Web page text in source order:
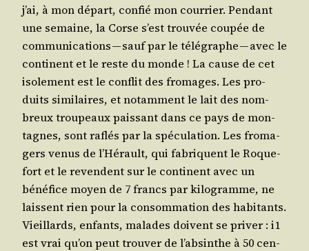
j’ai, à mon départ, confié mon cour­rier. Pen­dant
une semaine, la Corse s’est trou­vée cou­pée de
com­mu­ni­ca­tions — sauf par le télé­graphe — avec le
conti­nent et le reste du monde ! La cause de cet
iso­le­ment est le conflit des fro­mages. Les pro­
duits simi­laires, et notam­ment le lait des nom­
breux trou­peaux pais­sant dans ce pays de mon­
tagnes, sont raflés par la spé­cu­la­tion. Les fro­ma­
gers venus de l’Hérault, qui fabriquent le Roque­
fort et le revendent sur le conti­nent avec un
béné­fice moyen de 7 francs par kilo­gramme, ne
laissent rien pour la consom­ma­tion des habi­tants.
Vieillards, enfants, malades doivent se pri­ver : i1
est vrai qu’on peut trou­ver de l’absinthe à 50 cen­